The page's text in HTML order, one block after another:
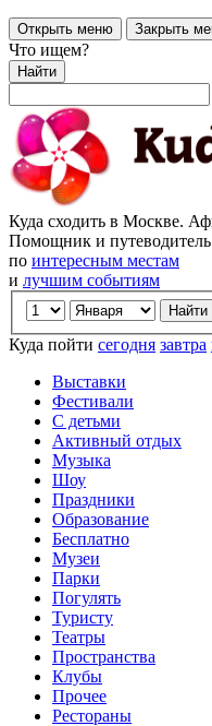
Открыть меню Закрыть
Что ищем?
Найти
Куда сходить в Москве.
Помощник и путеводитель
по интересным местам
и лучшим событиям
Куда пойти сегодня завтра
Выставки
Фестивали
С детьми
Активный отдых
Музыка
Шоу
Праздники
Образование
Бесплатно
Музеи
Парки
Погулять
Туристу
Театры
Пространства
Клубы
Прочее
Рестораны